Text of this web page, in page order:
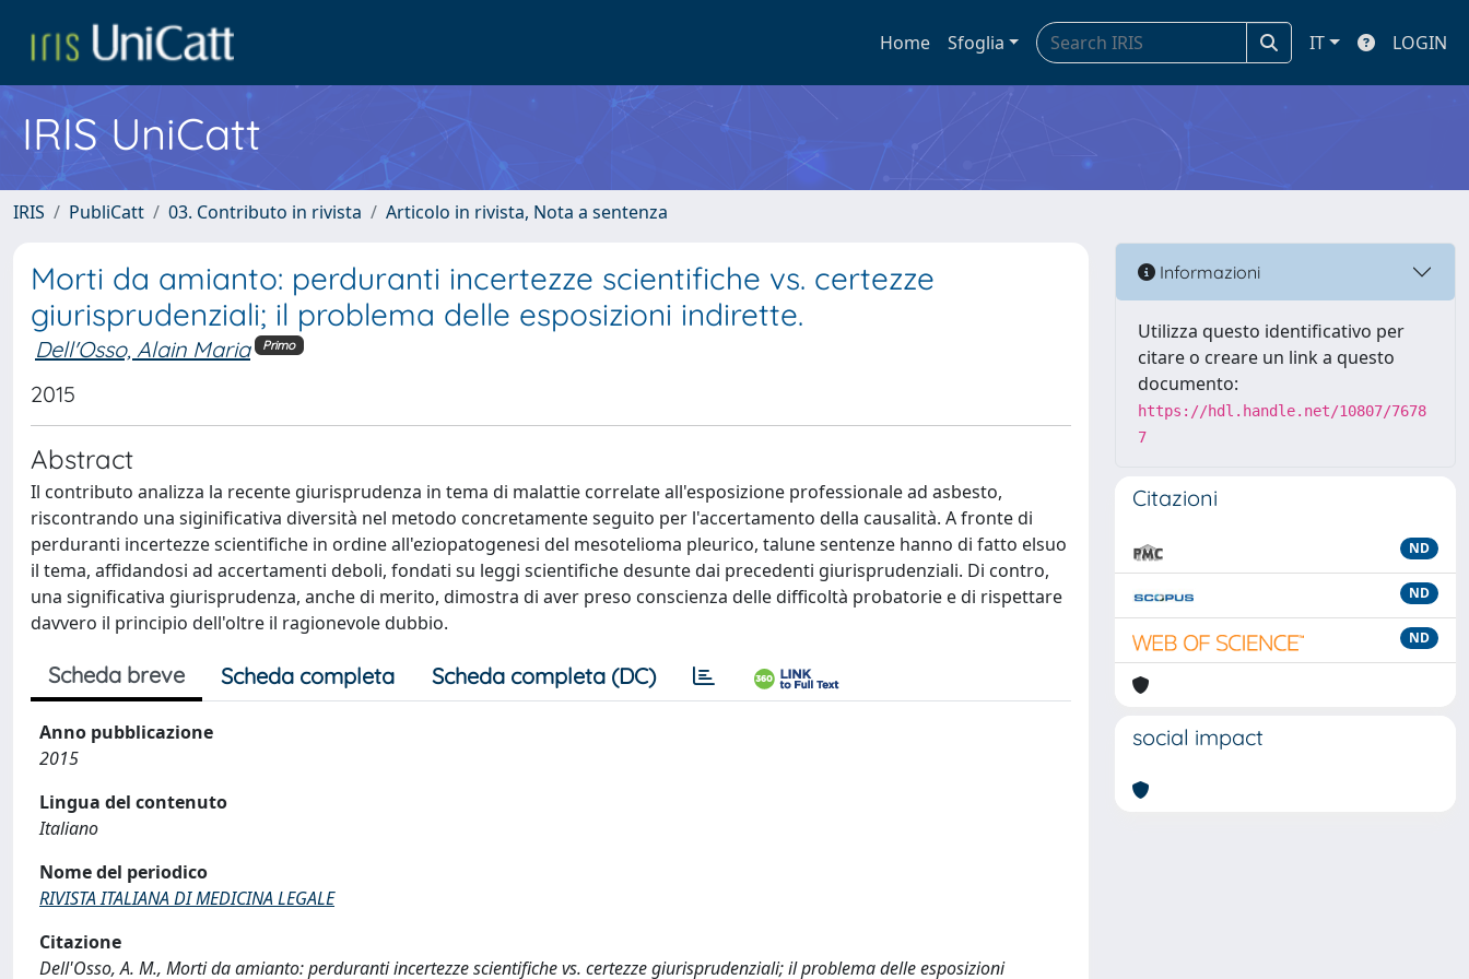
Home Sfoglia IT LOGIN
IRIS UniCatt
IRIS PubliCatt 03. Contributo in rivista Articolo in rivista, Nota a sentenza
Morti da amianto: perduranti incertezze scientifiche vs. certezze
giurisprudenziali; il problema delle esposizioni indirette.
Dell'Osso, Alain Maria Primo
2015
Abstract
Il contributo analizza la recente giurisprudenza in tema di malattie correlate all'esposizione professionale ad asbesto,
riscontrando una siginificativa diversità nel metodo concretamente seguito per l'accertamento della causalità. A fronte di
perduranti incertezze scientifiche in ordine all'eziopatogenesi del mesotelioma pleurico, talune sentenze hanno di fatto elsuo
il tema, affidandosi ad accertamenti deboli, fondati su leggi scientifiche desunte dai precedenti giurisprudenziali. Di contro,
una significativa giurisprudenza, anche di merito, dimostra di aver preso conscienza delle difficoltà probatorie e di rispettare
davvero il principio dell'oltre il ragionevole dubbio.
Scheda breve Scheda completa Scheda completa (DC)
Anno pubblicazione
2015
Lingua del contenuto
Italiano
Nome del periodico
RIVISTA ITALIANA DI MEDICINA LEGALE
Citazione
Dell'Osso, A. M., Morti da amianto: perduranti incertezze scientifiche vs. certezze giurisprudenziali; il problema delle esposizioni
Informazioni
Utilizza questo identificativo per
citare o creare un link a questo
documento:
https://hdl.handle.net/10807/7678
7
Citazioni
ND
ND
ND
social impact